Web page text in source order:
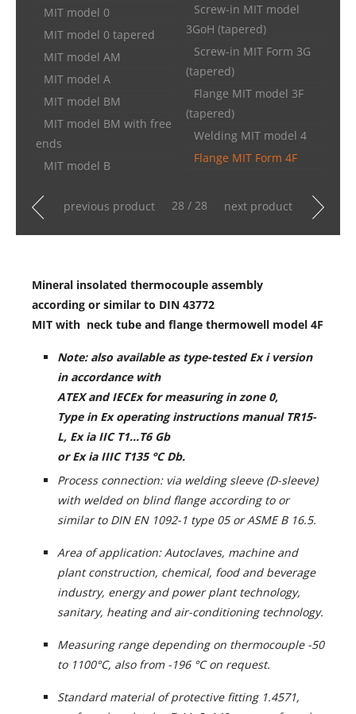
MIT model 0
MIT model 0 tapered
MIT model AM
MIT model A
MIT model BM
MIT model BM with free
ends
MIT model B
Screw-in MIT model
3GoH (tapered)
Screw-in MIT Form 3G
(tapered)
Flange MIT model 3F
(tapered)
Welding MIT model 4
Flange MIT Form 4F
previous product 28 / 28 next product
Mineral insolated thermocouple assembly
according or similar to DIN 43772
MIT with neck tube and flange thermowell model 4F
Note: also available as type-tested Ex i version
in accordance with
ATEX and IECEx for measuring in zone 0,
Type in Ex operating instructions manual TR15-
L, Ex ia IIC T1...T6 Gb
or Ex ia IIIC T135 °C Db.
Process connection: via welding sleeve (D-sleeve)
with welded on blind flange according to or
similar to DIN EN 1092-1 type 05 or ASME B 16.5.
Area of application: Autoclaves, machine and
plant construction, chemical, food and beverage
industry, energy and power plant technology,
sanitary, heating and air-conditioning technology.
Measuring range depending on thermocouple -50
to 1100°C, also from -196 °C on request.
Standard material of protective fitting 1.4571,